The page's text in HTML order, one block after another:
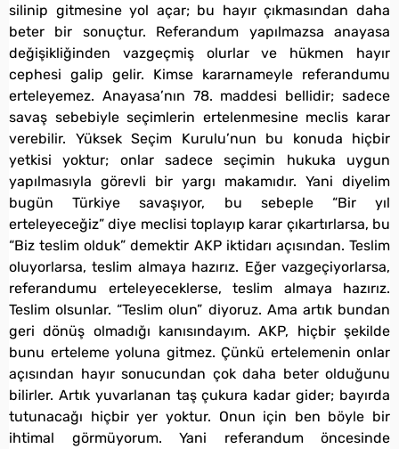
silinip gitmesine yol açar; bu hayır çıkmasından daha
beter bir sonuçtur. Referandum yapılmazsa anayasa
değişikliğinden vazgeçmiş olurlar ve hükmen hayır
cephesi galip gelir. Kimse kararnameyle referandumu
erteleyemez. Anayasa’nın 78. maddesi bellidir; sadece
savaş sebebiyle seçimlerin ertelenmesine meclis karar
verebilir. Yüksek Seçim Kurulu’nun bu konuda hiçbir
yetkisi yoktur; onlar sadece seçimin hukuka uygun
yapılmasıyla görevli bir yargı makamıdır. Yani diyelim
bugün Türkiye savaşıyor, bu sebeple “Bir yıl
erteleyeceğiz” diye meclisi toplayıp karar çıkartırlarsa, bu
“Biz teslim olduk” demektir AKP iktidarı açısından. Teslim
oluyorlarsa, teslim almaya hazırız. Eğer vazgeçiyorlarsa,
referandumu erteleyeceklerse, teslim almaya hazırız.
Teslim olsunlar. “Teslim olun” diyoruz. Ama artık bundan
geri dönüş olmadığı kanısındayım. AKP, hiçbir şekilde
bunu erteleme yoluna gitmez. Çünkü ertelemenin onlar
açısından hayır sonucundan çok daha beter olduğunu
bilirler. Artık yuvarlanan taş çukura kadar gider; bayırda
tutunacağı hiçbir yer yoktur. Onun için ben böyle bir
ihtimal görmüyorum. Yani referandum öncesinde